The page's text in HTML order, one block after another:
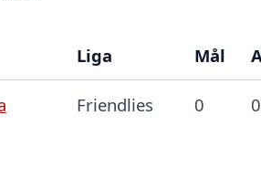
Liga Mål
Friendlies 0 0